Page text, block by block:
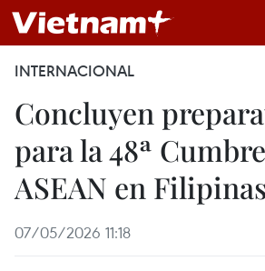
INTERNACIONAL
Concluyen
para la 48ª
ASEAN en Filipinas
07/05/2026 11:18